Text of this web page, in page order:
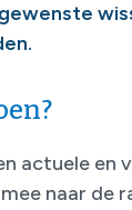
actuele en
naar de